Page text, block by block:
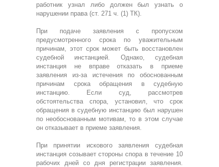
работник узнал либо должен был узнать о
нарушении права (ст. 271 ч. (1) ТК).
При подаче заявления с пропуском
предусмотренного срока по уважительным
причинам, этот срок может быть восстановлен
судебной инстанцией. Однако, судебная
инстанция не вправе отказать в приеме
заявления из-за истечения по обоснованным
причинам срока обращения в судебную
инстанцию. Если суд, рассмотрев
обстоятельства спора, установил, что срок
обращения в судебную инстанцию был нарушен
по необоснованным мотивам, то в этом случае
он отказывает в приеме заявления.
При принятии искового заявления судебная
инстанция созывает стороны спора в течение 10
рабочих дней со дня регистрации заявления.